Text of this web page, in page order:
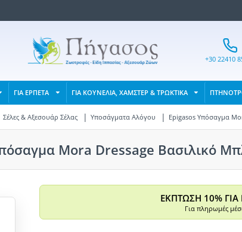
+30 22410
ΓΙΑ ΕΡΠΕΤΑ ΓΙΑ ΚΟΥΝΕΛΙΑ, ΧΑΜΣΤΕΡ & ΤΡΩΚΤΙΚΑ
Σέλες & Αξεσουάρ Σέλας Υποσάγματα Αλόγου Epigasos Υπόσαγμα
Mora Dressage Βασιλικό
ΕΚΠΤΩΣΗ 10%
Για πληρωμές